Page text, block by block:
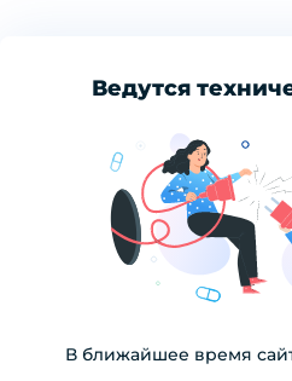
Ведутся
В ближайшее время